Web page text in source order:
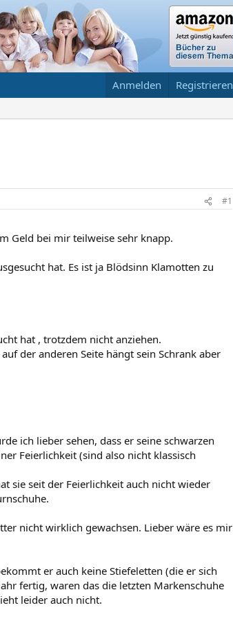
Anmelden Registrieren
#1
Geld bei mir teilweise sehr knapp.
hat. Es ist ja Blödsinn Klamotten zu
hat , trotzdem nicht anziehen.
der anderen Seite hängt sein Schrank aber
ich lieber sehen, dass er seine schwarzen
Feierlichkeit (sind also nicht klassisch
sie seit der Feierlichkeit auch nicht wieder
nicht wirklich gewachsen. Lieber wäre es mir
er auch keine Stiefeletten (die er sich
fertig, waren das die letzten Markenschuhe
leider auch nicht.